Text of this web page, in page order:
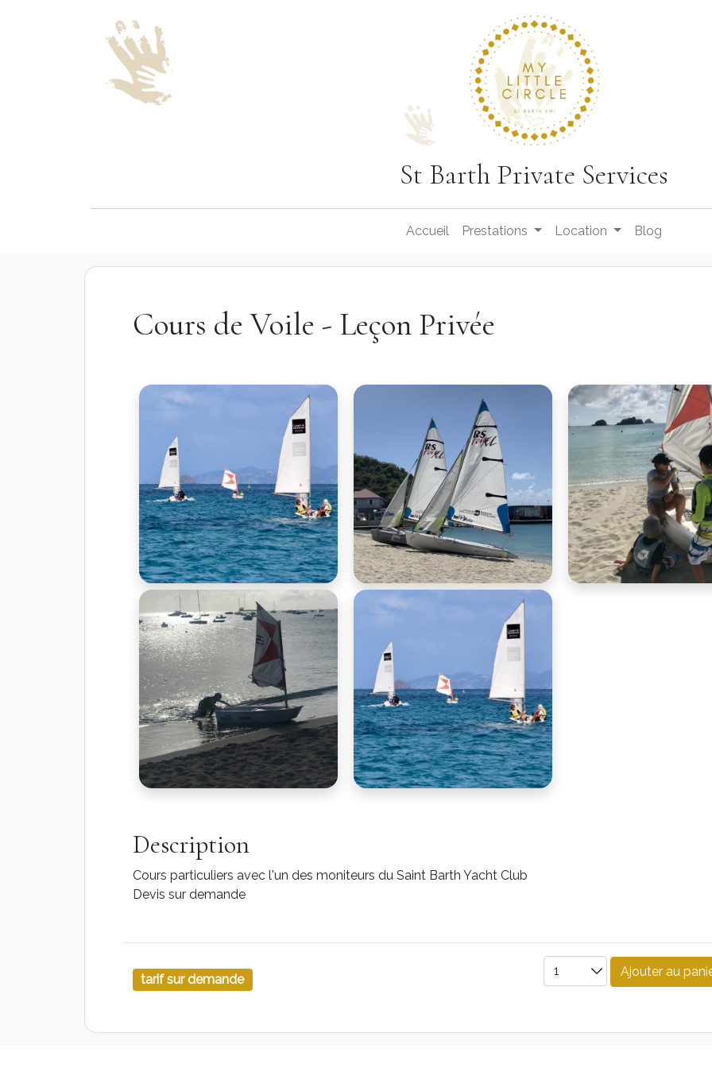
St Barth Private Services
Accueil Prestations Location Blog
Cours de Voile - Leçon Privée
Description
Cours particuliers avec l'un des moniteurs du Saint Barth Yacht Club
Devis sur demande
tarif sur demande
Ajouter au